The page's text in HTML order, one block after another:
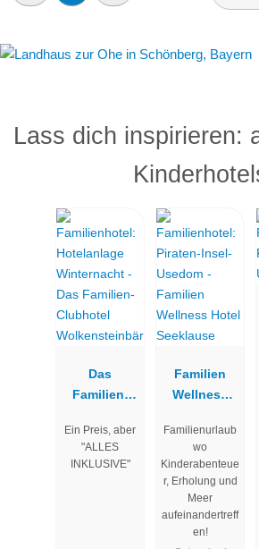
Lass dich inspirieren:
Das
Familien-
Wolkenstein
Ein Preis, aber
"ALLES
INKLUSIVE"
Familien
Wellness
Seeklause
Familienurlaub
wo
Kinderabenteue
r, Erholung und
Meer
aufeinandertreff
en!